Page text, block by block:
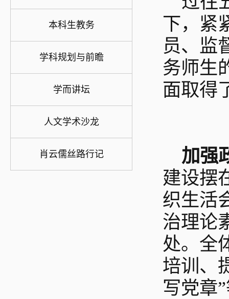
本科生教务
学科规划与前瞻
学而讲坛
人文学术沙龙
肖云儒丝路行记
下，紧
员、监
务师生
面取得
加强
建设摆
织生活
治理论
处。全
培训、
写党章